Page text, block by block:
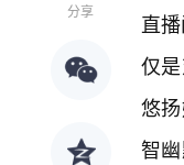
分享
直
仅
悠
智